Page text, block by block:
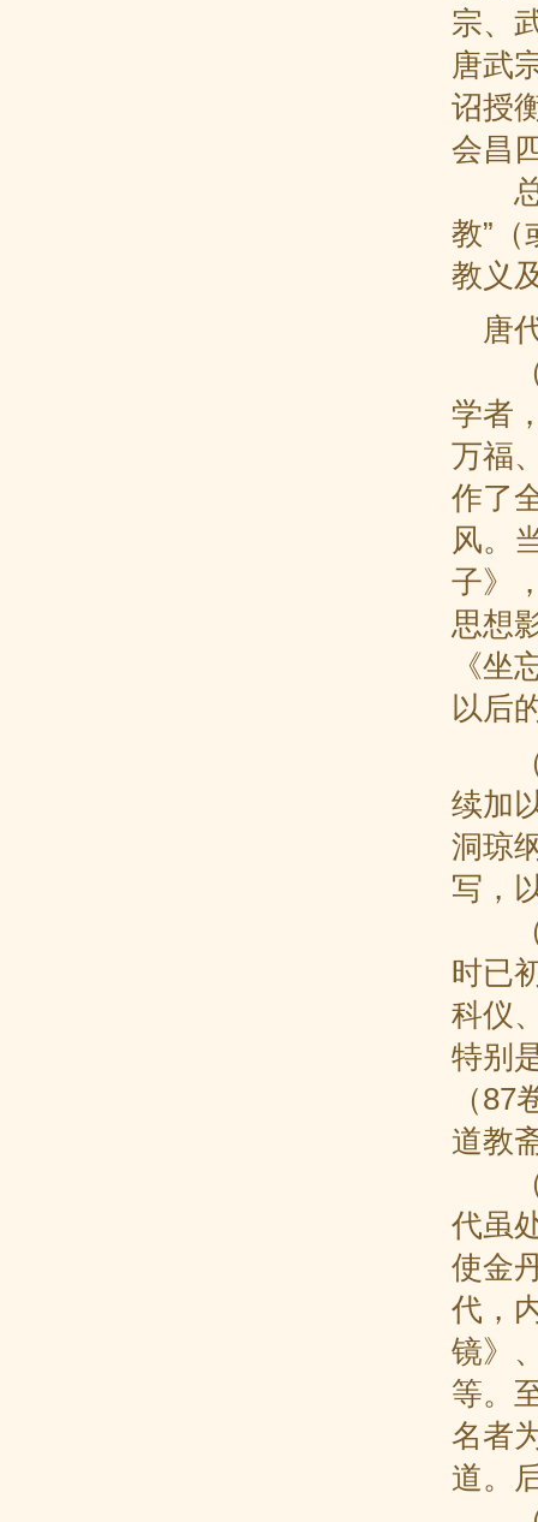
宗、
唐武
诏授
会昌
总
教”（
教义
唐
（1
学者
万福
作了
风。
子》
思想
《坐
以后
（2
续加
洞琼
写，
（3
时已
科仪
特别
（
道教
（4
代虽
使金
代，
镜》
等。
名者
道。